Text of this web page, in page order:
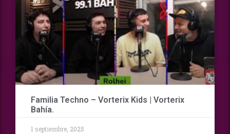
Familia Techno – Vorterix Kids | Vorterix
Bahía.
1 septiembre, 2025